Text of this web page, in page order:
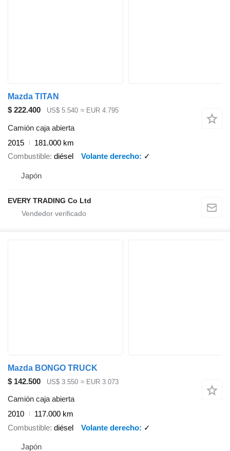
Mazda TITAN
$ 222.400
US$ 5.540 ≈ EUR 4.795
Camión caja abierta
2015
181.000 km
Combustible diésel Volante derecho ✓
Japón
EVERY TRADING Co Ltd
Mazda BONGO TRUCK
$ 142.500
US$ 3.550 ≈ EUR 3.073
Camión caja abierta
2010
117.000 km
Combustible diésel Volante derecho ✓
Japón